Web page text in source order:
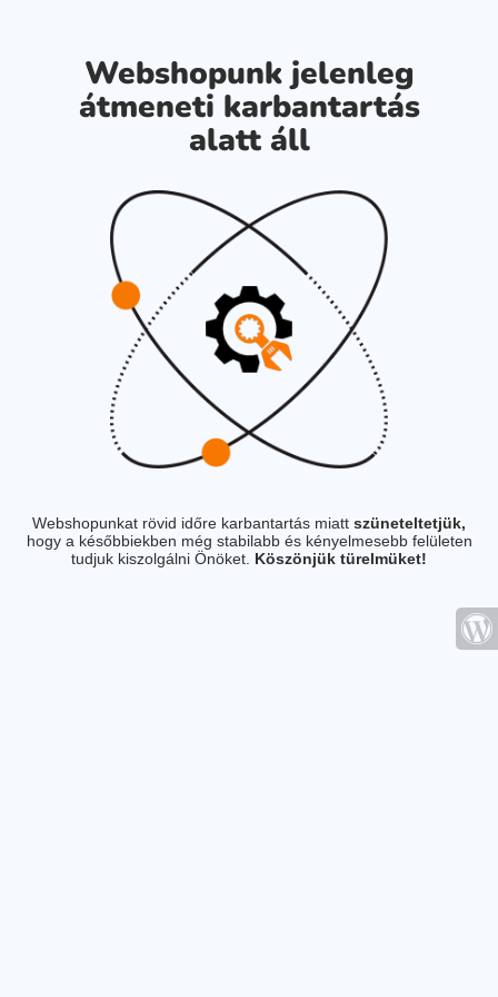
Webshopunk jelenleg
átmeneti karbantartás
alatt áll
Webshopunkat rövid időre karbantartás miatt szüneteltetjük,
hogy a későbbiekben még stabilabb és kényelmesebb felületen
tudjuk kiszolgálni Önöket. Köszönjük türelmüket!